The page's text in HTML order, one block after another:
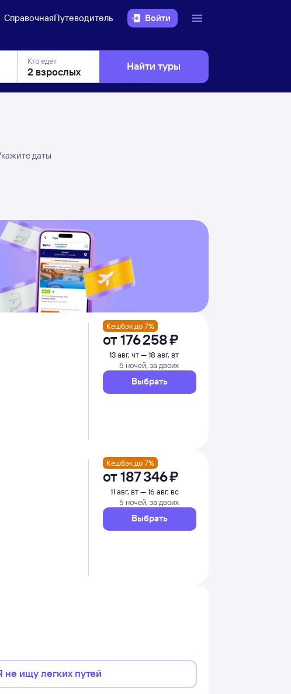
СправочнаяПутеводитель Войти
Кто едет Найти туры
даты
Кешбэк до 7%
от176 ⁠258 ⁠₽
13 авг, чт — 18 авг, вт
5 ночей, за двоих
Выбрать
Кешбэк до 7%
от187 ⁠346 ⁠₽
11 авг, вт — 16 авг, вс
5 ночей, за двоих
Выбрать
не ищу легких путей